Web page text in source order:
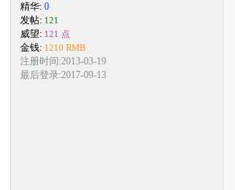
精华:0
发帖: 121
威望: 121 点
金钱: 1210 RMB
注册时间:2013-03-19
最后登录:2017-09-13